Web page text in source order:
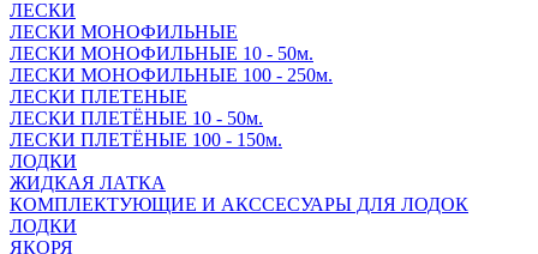
ЛЕСКИ
ЛЕСКИ МОНОФИЛЬНЫЕ
ЛЕСКИ МОНОФИЛЬНЫЕ 10 - 50м.
ЛЕСКИ МОНОФИЛЬНЫЕ 100 - 250м.
ЛЕСКИ ПЛЕТЕНЫЕ
ЛЕСКИ ПЛЕТЁНЫЕ 10 - 50м.
ЛЕСКИ ПЛЕТЁНЫЕ 100 - 150м.
ЛОДКИ
ЖИДКАЯ ЛАТКА
КОМПЛЕКТУЮЩИЕ И АКССЕСУАРЫ ДЛЯ ЛОДОК
ЛОДКИ
ЯКОРЯ